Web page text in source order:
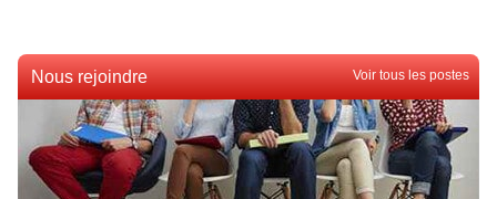
Nous rejoindre Voir tous les postes